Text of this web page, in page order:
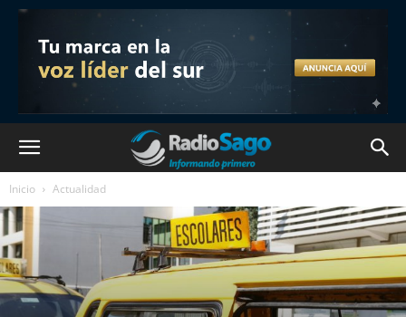
Inicio Actualidad